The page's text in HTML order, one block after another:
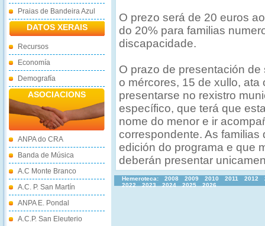
Praias de Bandeira Azul
DATOS XERAIS
Recursos
Economía
Demografía
ASOCIACIONS
ANPA do CRA
Banda de Música
A.C Monte Branco
A.C. P. San Martín
ANPA E. Pondal
A.C.P. San Eleuterio
O prezo será de 20 euros
do 20% para familias
discapacidade.
O prazo de presentación
o mércores, 15 de xullo,
presentarse no rexistro
específico, que terá que
nome do menor e ir
correspondente. As
edición do programa e que
deberán presentar
Hemeroteca: 2008 2009 2010 2011 2012
2022
2023 2024 2025 2026